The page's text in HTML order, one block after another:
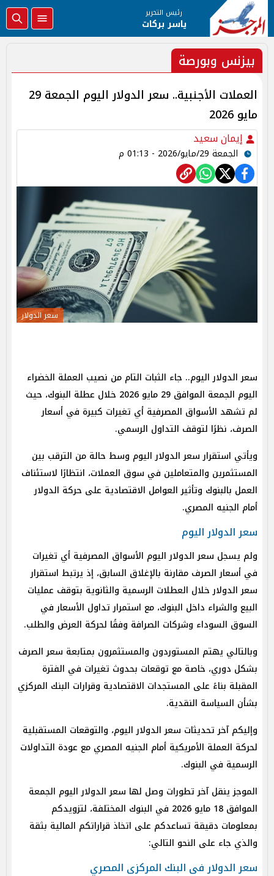
رئيس التحرير
ياسر بركات
بيزنس وبورصة
العملات الأجنبية.. سعر الدولار اليوم الجمعة 29
مايو 2026
إيمان سعيد
الجمعة 29/مايو/2026 - 01:13 م
سعر الدولار
سعر الدولار اليوم.. جاء الثبات التام من نصيب العملة الخضراء
اليوم الجمعة الموافق 29 مايو 2026 خلال عطلة البنوك، حيث
لم تشهد الأسواق المصرفية أي تغيرات كبيرة في أسعار
الصرف، نظرًا لتوقف التداول الرسمي.
ويأتي استقرار سعر الدولار اليوم وسط حالة من الترقب بين
المستثمرين والمتعاملين في سوق العملات، انتظارًا لاستئناف
العمل بالبنوك وتأثير العوامل الاقتصادية على حركة الدولار
أمام الجنيه المصري.
سعر الدولار اليوم
ولم يسجل سعر الدولار اليوم الأسواق المصرفية أي تغيرات
في أسعار الصرف مقارنة بالإغلاق السابق، إذ يرتبط استقرار
سعر الدولار خلال العطلات الرسمية والثانوية بتوقف عمليات
البيع والشراء داخل البنوك، مع استمرار تداول الأسعار في
السوق السوداء وشركات الصرافة وفقًا لحركة العرض والطلب.
وبالتالي يهتم المستوردون والمستثمرون بمتابعة سعر الصرف
بشكل دوري، خاصة مع توقعات بحدوث تغيرات في الفترة
المقبلة بناءً على المستجدات الاقتصادية وقرارات البنك المركزي
بشأن السياسة النقدية.
وإليكم آخر تحديثات سعر الدولار اليوم، والتوقعات المستقبلية
لحركة العملة الأمريكية أمام الجنيه المصري مع عودة التداولات
الرسمية في البنوك.
الموجز ينقل آخر تطورات وصل لها سعر الدولار اليوم الجمعة
الموافق 18 مايو 2026 في البنوك المختلفة، لتزويدكم
بمعلومات دقيقة تساعدكم على اتخاذ قراراتكم المالية بثقة
والذي جاء على النحو التالي:
سعر الدولار فى البنك المركزى المصري